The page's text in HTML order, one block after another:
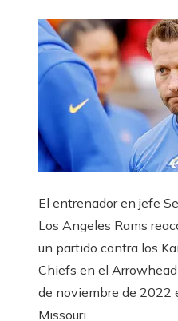
El entrenador en jefe
Los Angeles Rams
un partido contra los
Chiefs en el
de noviembre de 2022
Missouri.